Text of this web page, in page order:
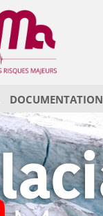
DOCUMENTATION